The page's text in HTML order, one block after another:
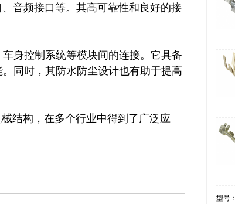
音频接口等。其高可靠性和良好的接
身控制系统等模块间的连接。它具备
同时，其防水防尘设计也有助于提高
结构，在多个行业中得到了广泛应
型号：